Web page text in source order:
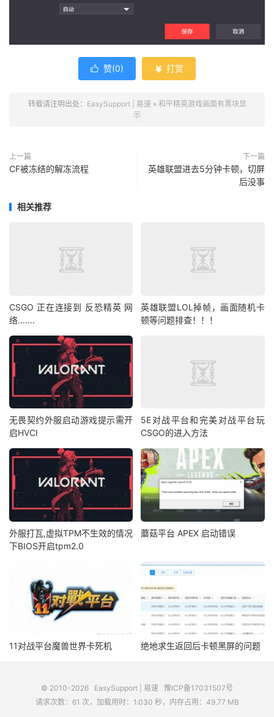
 赞(0)  打赏
转载请注明出处： EasySupport | 易速 » 和平精英游戏画面有黑块显
示
上一篇
CF被冻结的解冻流程
下一篇
英雄联盟进去5分钟卡顿，切屏
后没事
相关推荐
CSGO 正在连接到 反恐精英 网
络.......
英雄联盟LOL掉帧，画面随机卡
顿等问题排查！！！
无畏契约外服启动游戏提示需开
启HVCI
5E对战平台和完美对战平台玩
CSGO的进入方法
外服打瓦,虚拟TPM不生效的情况
下BIOS开启tpm2.0
蘑菇平台 APEX 启动错误
11对战平台魔兽世界卡死机 绝地求生返回后卡顿黑屏的问题
© 2010-2026 EasySupport | 易速
豫ICP备17031507号
请求次数：61 次，加载用时：1.030 秒，内存占用：49.77 MB